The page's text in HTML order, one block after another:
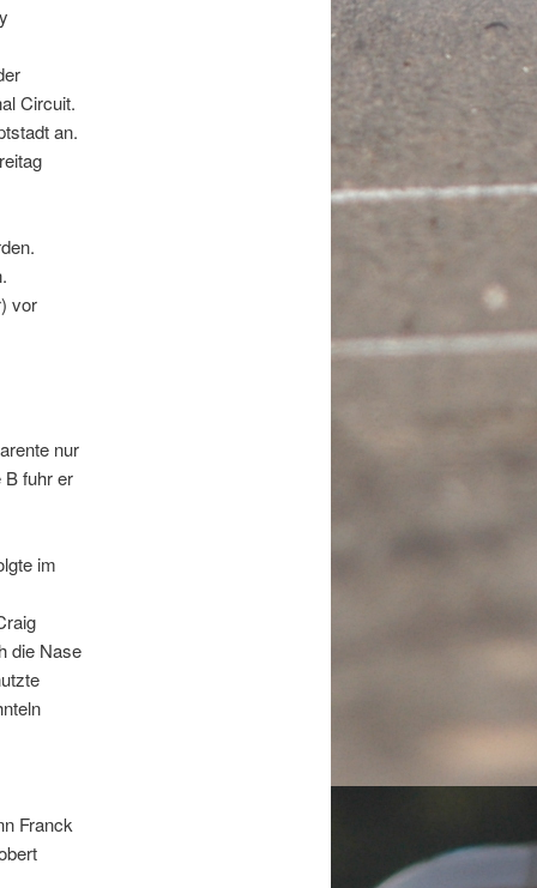
Circuit.
an.
vor
nur
B fuhr er
im
die Nase
Franck